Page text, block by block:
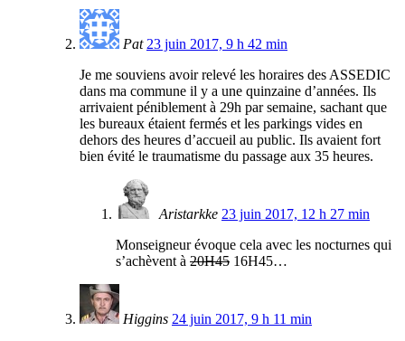
Pat 23 juin 2017, 9 h 42 min
Je me souviens avoir relevé les horaires des ASSEDIC
dans ma commune il y a une quinzaine d’années. Ils
arrivaient péniblement à 29h par semaine, sachant que
les bureaux étaient fermés et les parkings vides en
dehors des heures d’accueil au public. Ils avaient fort
bien évité le traumatisme du passage aux 35 heures.
Aristarkke 23 juin 2017, 12 h 27 min
Monseigneur évoque cela avec les nocturnes qui
s’achèvent à 20H45 16H45…
Higgins 24 juin 2017, 9 h 11 min